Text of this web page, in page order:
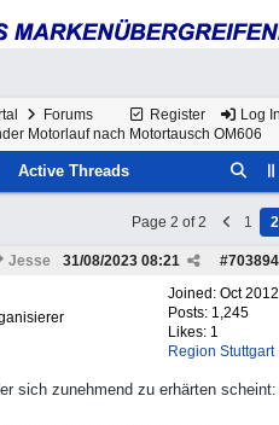
Register Log
Forums
Motorlauf nach Motortausch OM606
Active Threads
Page 2 of 2 1 2
Jesse #703894
31/08/2023 08:21
Joined: Oct 2012
Posts: 1,245
Likes: 1
Region Stuttgart
sich zunehmend zu erhärten scheint: